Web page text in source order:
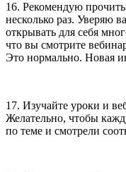
16. Рекомендую
несколько раз. Уверяю
открывать для себя
что вы смотрите
Это нормально. Новая
17. Изучайте уроки и
Желательно, чтобы
по теме и смотрели